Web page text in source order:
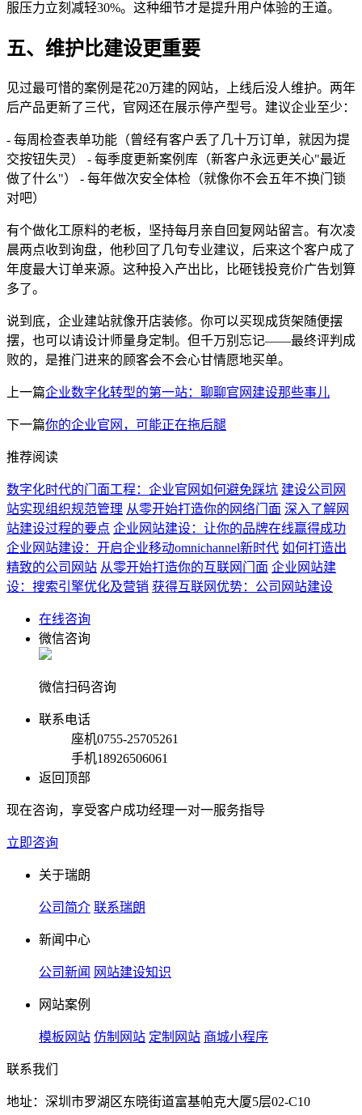
服压力立刻减轻30%。这种细节才是提升用户体验的王道。
五、维护比建设更重要
见过最可惜的案例是花20万建的网站，上线后没人维护。两年
后产品更新了三代，官网还在展示停产型号。建议企业至少：
- 每周检查表单功能（曾经有客户丢了几十万订单，就因为提
交按钮失灵） - 每季度更新案例库（新客户永远更关心"最近
做了什么"） - 每年做次安全体检（就像你不会五年不换门锁
对吧）
有个做化工原料的老板，坚持每月亲自回复网站留言。有次凌
晨两点收到询盘，他秒回了几句专业建议，后来这个客户成了
年度最大订单来源。这种投入产出比，比砸钱投竞价广告划算
多了。
说到底，企业建站就像开店装修。你可以买现成货架随便摆
摆，也可以请设计师量身定制。但千万别忘记——最终评判成
败的，是推门进来的顾客会不会心甘情愿地买单。
上一篇企业数字化转型的第一站：聊聊官网建设那些事儿
下一篇你的企业官网，可能正在拖后腿
推荐阅读
数字化时代的门面工程：企业官网如何避免踩坑 建设公司网
站实现组织规范管理 从零开始打造你的网络门面 深入了解网
站建设过程的要点 企业网站建设：让你的品牌在线赢得成功
企业网站建设：开启企业移动omnichannel新时代 如何打造出
精致的公司网站 从零开始打造你的互联网门面 企业网站建
设：搜索引擎优化及营销 获得互联网优势：公司网站建设
在线咨询
微信咨询
微信扫码咨询
联系电话
座机0755-25705261
手机18926506061
返回顶部
现在咨询，享受客户成功经理一对一服务指导
立即咨询
关于瑞朗
公司简介 联系瑞朗
新闻中心
公司新闻 网站建设知识
网站案例
模板网站 仿制网站 定制网站 商城小程序
联系我们
地址：深圳市罗湖区东晓街道富基帕克大厦5层02-C10